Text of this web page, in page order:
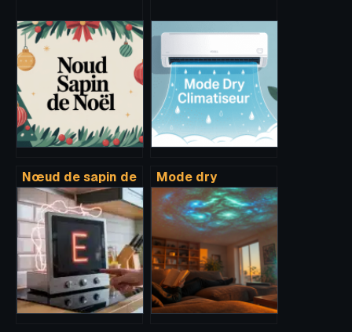
Nœud de sapin de
noël techniques et
styles pour une
déco élégante
Mode dry
climatiseur :
fonctionnement,
utilité et bons
réglages